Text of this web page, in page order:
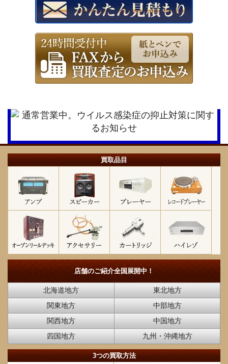
買取品目
店舗のご紹介全国展開中！
北海道地方
東北地方
関東地方
中部地方
関西地方
中国地方
四国地方
九州・沖縄地方
3つの買取方法